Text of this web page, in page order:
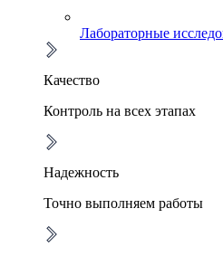
Лабораторные
Качество
Контроль на всех этапах
Надежность
Точно выполняем работы